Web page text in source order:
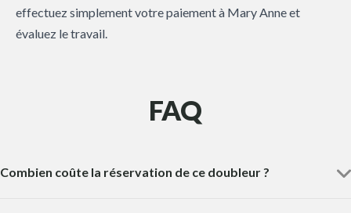
effectuez simplement votre paiement à Mary Anne et
évaluez le travail.
FAQ
Combien coûte la réservation de ce doubleur ?